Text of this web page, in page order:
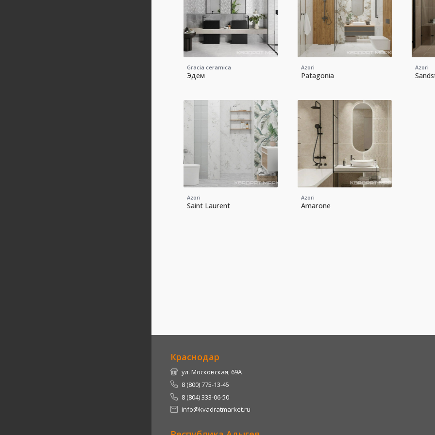
Gracia ceramica
Эдем
Azori
Patagonia
Azori
Azori
Saint Laurent
Azori
Amarone
Краснодар
ул. Московская, 69А
8 (800) 775-13-45
8 (804) 333-06-50
info@kvadratmarket.ru